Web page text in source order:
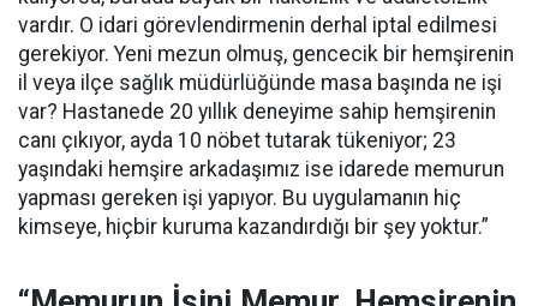
vardır. O idari görevlendirmenin derhal iptal edilmesi
gerekiyor. Yeni mezun olmuş, gencecik bir hemşirenin
il veya ilçe sağlık müdürlüğünde masa başında ne işi
var? Hastanede 20 yıllık deneyime sahip hemşirenin
canı çıkıyor, ayda 10 nöbet tutarak tükeniyor; 23
yaşındaki hemşire arkadaşımız ise idarede memurun
yapması gereken işi yapıyor. Bu uygulamanın hiç
kimseye, hiçbir kuruma kazandırdığı bir şey yoktur.”